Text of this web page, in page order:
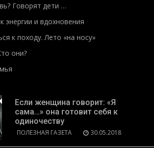
Говорят дети …
энергии и вдохновения
к походу. Лето «на носу»
они?
Если женщина говорит: «Я
сама…» она готовит себя к
одиночеству
ПОЛЕЗНАЯ ГАЗЕТА 30.05.2018